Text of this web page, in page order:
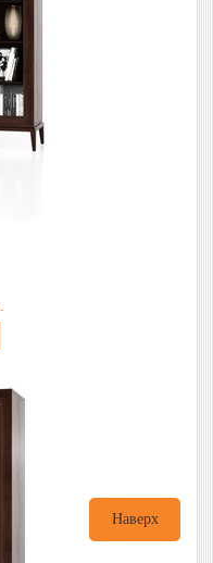
Наверх